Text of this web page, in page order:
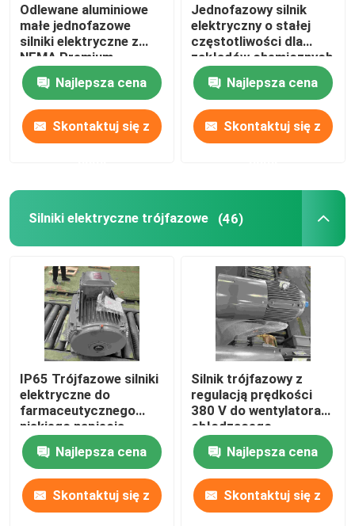
Odlewane aluminiowe
małe jednofazowe
silniki elektryczne z
NEMA Premium
Najlepsza cena
Skontaktuj się z
Jednofazowy silnik
elektryczny o stałej
częstotliwości dla
zakładów chemicznych
z CE
Najlepsza cena
Skontaktuj się z
Silniki elektryczne trójfazowe (46)
IP65 Trójfazowe silniki
elektryczne do
farmaceutycznego
niskiego napięcia
Najlepsza cena
Skontaktuj się z
Silnik trójfazowy z
regulacją prędkości
380 V do wentylatora
chłodzącego
Najlepsza cena
Skontaktuj się z